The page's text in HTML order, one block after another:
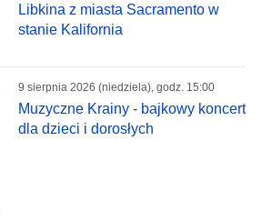
Libkina z miasta Sacramento w
stanie Kalifornia
9 sierpnia 2026 (niedziela), godz. 15:00
Muzyczne Krainy - bajkowy koncert
dla dzieci i dorosłych